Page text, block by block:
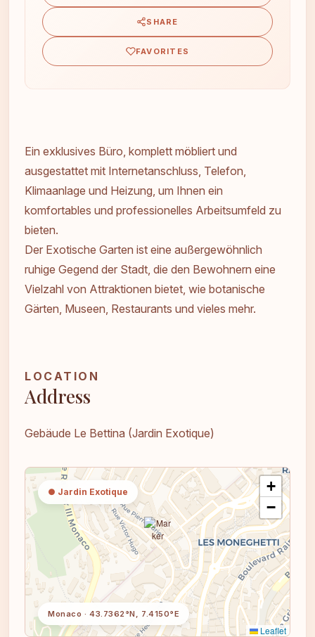
SHARE
FAVORITES
Ein exklusives Büro, komplett möbliert und
ausgestattet mit Internetanschluss, Telefon,
Klimaanlage und Heizung, um Ihnen ein
komfortables und professionelles Arbeitsumfeld zu
bieten.
Der Exotische Garten ist eine außergewöhnlich
ruhige Gegend der Stadt, die den Bewohnern eine
Vielzahl von Attraktionen bietet, wie botanische
Gärten, Museen, Restaurants und vieles mehr.
LOCATION
Address
Gebäude Le Bettina (Jardin Exotique)
● Jardin Exotique
Monaco · 43.7362°N, 7.4150°E
+
−
Leaflet